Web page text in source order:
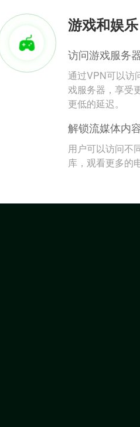
游戏和娱乐
访问游戏服务
通过VPN可以访
戏服务器，享受
更低的延迟。
解锁流媒体内
用户可以访问不
库，观看更多的